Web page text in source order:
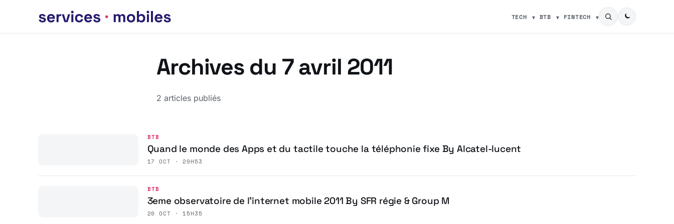
TECH BTB FINTECH
Archives du 7 avril 2011
2 articles publiés
BTB
Quand le monde des Apps et du tactile touche la téléphonie fixe By Alcatel-lucent
17 OCT · 20H53
BTB
3eme observatoire de l’internet mobile 2011 By SFR régie & Group M
20 OCT · 15H35